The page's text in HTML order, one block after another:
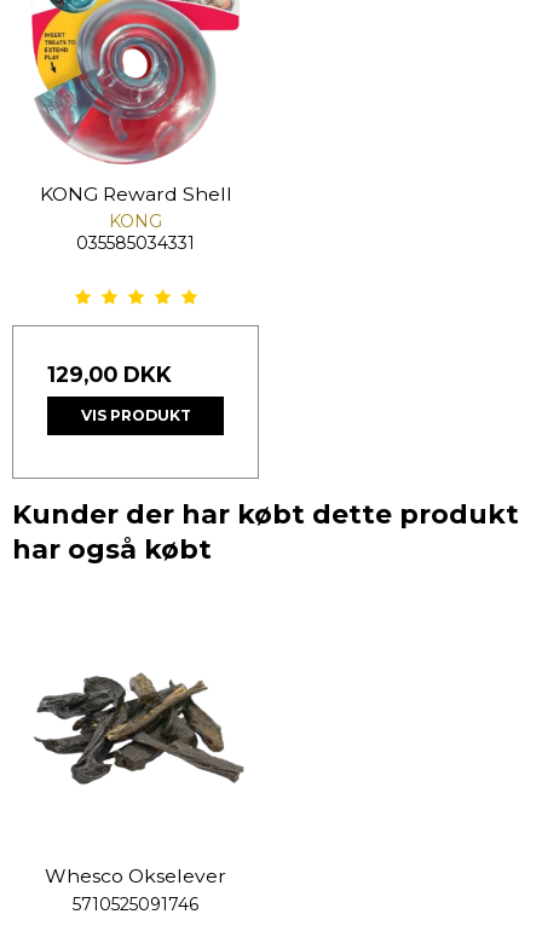
KONG Reward Shell
KONG
035585034331
129,00 DKK
VIS PRODUKT
Kunder der har købt dette produkt
har også købt
Whesco Okselever
5710525091746